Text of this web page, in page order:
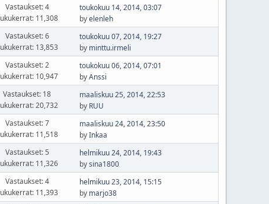
Vastaukset: 4
11,308
toukokuu 14, 2014, 03:07
byelenleh
Vastaukset: 6
13,853
toukokuu 07, 2014, 19:27
by minttu.irmeli
Vastaukset: 2
10,947
toukokuu 06, 2014, 07:01
byAnssi
Vastaukset: 18
20,732
maaliskuu 25, 2014, 22:53
by RUU
Vastaukset: 7
11,518
maaliskuu 24, 2014, 23:50
byInkaa
Vastaukset: 5
11,326
helmikuu 24, 2014, 19:43
bysina1800
Vastaukset: 4
11,393
helmikuu 23, 2014, 15:15
by marjo38